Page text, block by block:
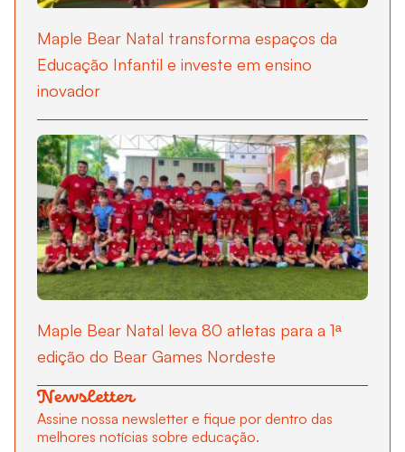
Maple Bear Natal transforma espaços da
Educação Infantil e investe em ensino
inovador
Maple Bear Natal leva 80 atletas para a 1ª
edição do Bear Games Nordeste
Newsletter
Assine nossa newsletter e fique por dentro das
melhores notícias sobre educação.